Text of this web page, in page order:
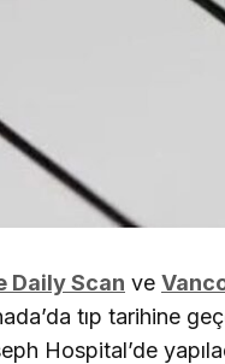
Daily Scan ve
tıp tarihine
Hospital’de